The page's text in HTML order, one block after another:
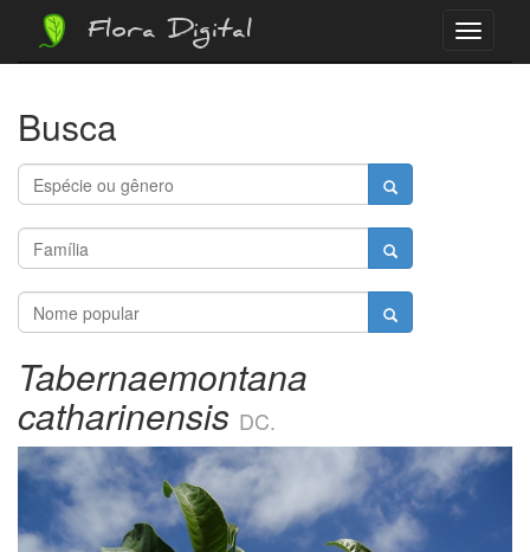
Menu
Flora Digital
Busca
Tabernaemontana
catharinensis DC.